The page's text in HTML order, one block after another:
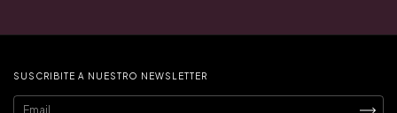
SUSCRIBITE A NUESTRO NEWSLETTER